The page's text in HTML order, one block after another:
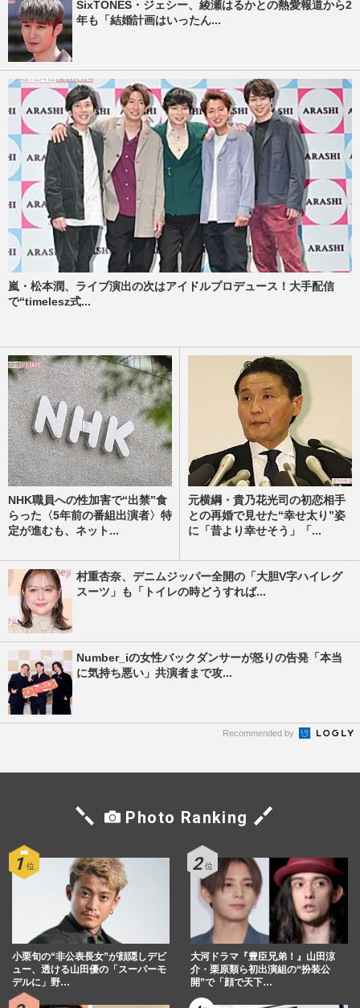
SixTONES・ジェシー、綾瀬はるかとの熱愛報道から2
年も「結婚計画はいったん...
嵐・松本潤、ライブ演出の次はアイドルプロデュース！大手配信
で“timelesz式...
NHK職員への性加害で“出禁”食
らった〈5年前の番組出演者〉特
定が進むも、ネット...
元横綱・貴乃花光司の初恋相手
との再婚で見せた“幸せ太り”姿
に「昔より幸せそう」「...
村重杏奈、デニムジッパー全開の「大胆V字ハイレグ
スーツ」も「トイレの時どうすれば...
Number_iの女性バックダンサーが怒りの告発「本当
に気持ち悪い」共演者まで攻...
Recommended by
Photo Ranking
小栗旬の“非公表長女”が顔隠しデビ
ュー、透ける山田優の「スーパーモ
デルに」野…
大河ドラマ『豊臣兄弟！』山田涼
介・栗原類ら初出演組の“扮装公
開”で「顔で天下…